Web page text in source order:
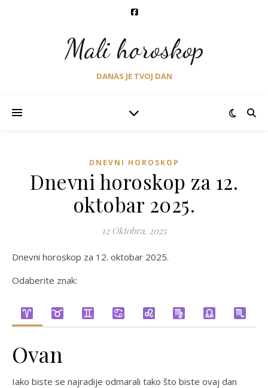
Mali horoskop
DANAS JE TVOJ DAN
DNEVNI HOROSKOP
Dnevni horoskop za 12.
oktobar 2025.
12 Oktobra, 2025
Dnevni horoskop za 12. oktobar 2025.
Odaberite znak:
Ovan
Iako biste se najradije odmarali tako što biste ovaj dan